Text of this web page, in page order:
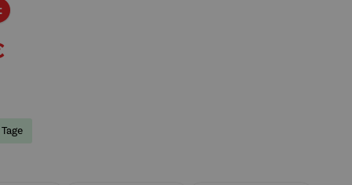
Rabatt